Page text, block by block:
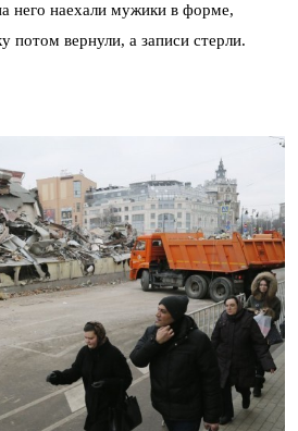
него наехали мужики в форме,
потом вернули, а записи стерли.